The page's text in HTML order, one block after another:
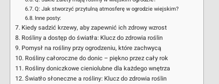
Q: Jak stworzyć przytulną atmosferę w ogrodzie wiejskim?
Inne posty:
Kiedy sadzić krzewy, aby zapewnić ich zdrowy wzrost
Rośliny a dostęp do światła: Klucz do zdrowia roślin
Pomysł na rośliny przy ogrodzeniu, które zachwycą
Rośliny całoroczne do donic – piękno przez cały rok
Rośliny doniczkowe cieniolubne dla każdego wnętrza
Światło słoneczne a rośliny: Klucz do zdrowia roślin